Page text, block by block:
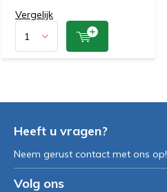
Vergelijk
Heeft u vragen?
Neem gerust contact met ons op!
Volg ons